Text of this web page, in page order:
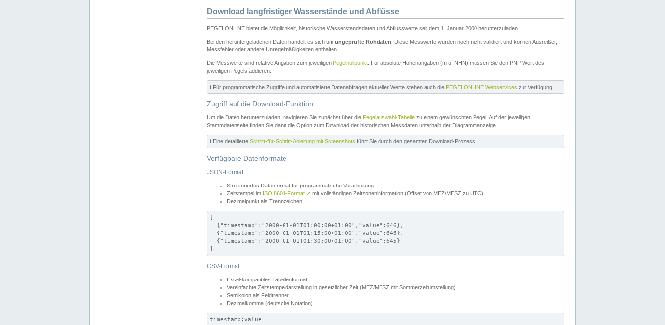
Download langfristiger Wasserstände und Abflüsse
PEGELONLINE bietet die Möglichkeit, historische Wasserstandsdaten und Abflusswerte seit dem 1. Januar 2000 herunterzuladen.
Bei den heruntergeladenen Daten handelt es sich um ungeprüfte Rohdaten . Diese Messwerte wurden noch nicht validiert und können Ausreißer,
Messfehler oder andere Unregelmäßigkeiten enthalten.
Die Messwerte sind relative Angaben zum jeweiligen Pegelnullpunkt . Für absolute Höhenangaben (m ü. NHN) müssen Sie den PNP-Wert des
jeweiligen Pegels addieren.
ℹ️ Für programmatische Zugriffe und automatisierte Datenabfragen aktueller Werte stehen auch die PEGELONLINE Webservices zur Verfügung.
Zugriff auf die Download-Funktion
Um die Daten herunterzuladen, navigieren Sie zunächst über die Pegelauswahl-Tabelle zu einem gewünschten Pegel. Auf der jeweiligen
Stammdatenseite finden Sie dann die Option zum Download der historischen Messdaten unterhalb der Diagrammanzeige.
ℹ️ Eine detaillierte Schritt-für-Schritt-Anleitung mit Screenshots führt Sie durch den gesamten Download-Prozess.
Verfügbare Datenformate
JSON-Format
Strukturiertes Datenformat für programmatische Verarbeitung
Zeitstempel im ISO 8601-Format ↗ mit vollständigen Zeitzoneninformation (Offset von MEZ/MESZ zu UTC)
Dezimalpunkt als Trennzeichen
[
  {"timestamp":"2000-01-01T01:00:00+01:00","value":646},
  {"timestamp":"2000-01-01T01:15:00+01:00","value":646},
  {"timestamp":"2000-01-01T01:30:00+01:00","value":645}
]
CSV-Format
Excel-kompatibles Tabellenformat
Vereinfachte Zeitstempeldarstellung in gesetzlicher Zeit (MEZ/MESZ mit Sommerzeitumstellung)
Semikolon als Feldtrenner
Dezimalkomma (deutsche Notation)
timestamp;value